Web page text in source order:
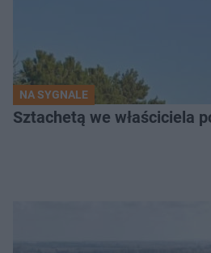
NA SYGNALE
Sztachetą we właściciela